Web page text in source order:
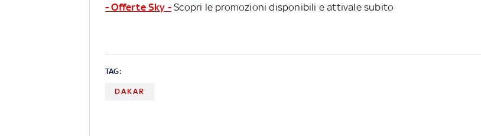
- Offerte Sky - Scopri le promozioni disponibili e attivale subito
TAG:
DAKAR